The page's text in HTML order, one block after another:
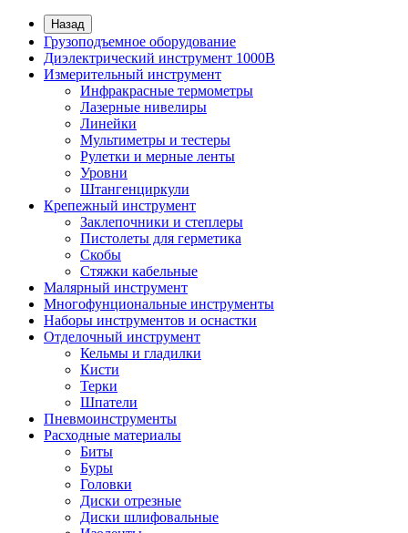
Назад
Грузоподъемное оборудование
Диэлектрический инструмент 1000В
Измерительный инструмент
Инфракрасные термометры
Лазерные нивелиры
Линейки
Мультиметры и тестеры
Рулетки и мерные ленты
Уровни
Штангенциркули
Крепежный инструмент
Заклепочники и степлеры
Пистолеты для герметика
Скобы
Стяжки кабельные
Малярный инструмент
Многофунциональные инструменты
Наборы инструментов и оснастки
Отделочный инструмент
Кельмы и гладилки
Кисти
Терки
Шпатели
Пневмоинструменты
Расходные материалы
Биты
Буры
Головки
Диски отрезные
Диски шлифовальные